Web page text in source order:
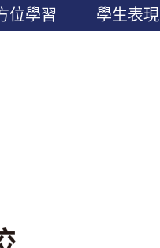
位學習 學生表現